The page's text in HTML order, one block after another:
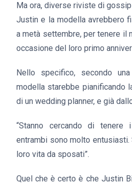
Ma ora, diverse riviste di
Justin e la modella avrebbero
a metà settembre, per tenere il
occasione del loro primo
Nello specifico, secondo
modella starebbe pianificando
di un wedding planner, e già
“Stanno cercando di
entrambi sono molto
loro vita da sposati”.
Quel che è certo è che Justin